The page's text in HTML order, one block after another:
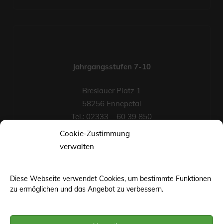
Cookie-Zustimmung
verwalten
Diese Webseite verwendet Cookies, um bestimmte Funktionen
zu ermöglichen und das Angebot zu verbessern.
Jahrgangsstufen 7-10
Breslauer Platz 1
58256 Ennepetal
Tel.: 02333 – 60 39 850
Fax-Nr.: 02333 – 60 39 852